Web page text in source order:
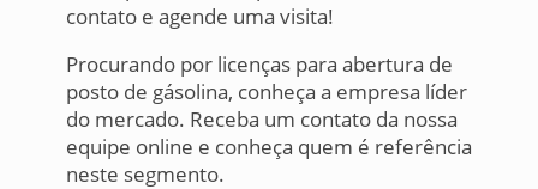
contato e agende uma visita!
Procurando por licenças para abertura de
posto de gásolina, conheça a empresa líder
do mercado. Receba um contato da nossa
equipe online e conheça quem é referência
neste segmento.